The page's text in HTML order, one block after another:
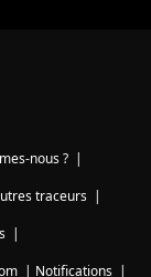
nous ? |
traceurs|
|
| Notifications |